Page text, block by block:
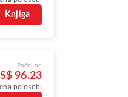
Knjiga
Počni od
96.23
po osobi